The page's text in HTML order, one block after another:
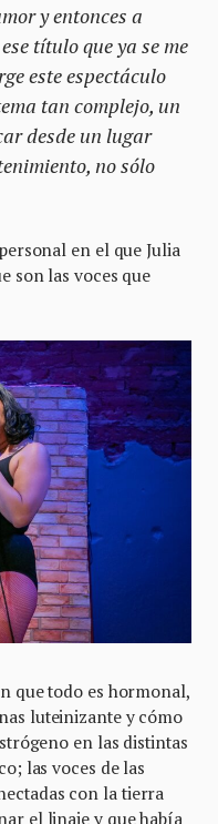
y entonces a
título que ya se me
este espectáculo
tan complejo, un
desde un lugar
no sólo
en el que Julia
son las voces que
que todo es hormonal,
luteinizante y cómo
en las distintas
las voces de las
con la tierra
el linaje y que había